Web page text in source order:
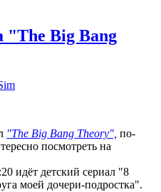
"The Big Bang
"The Big Bang Theory", по-
посмотреть на
идёт детский сериал "8
моей дочери-подростка".